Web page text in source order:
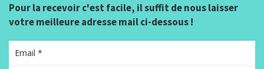
Pour la recevoir c'est facile, il suffit de nous laisser
votre meilleure adresse mail ci-dessous !